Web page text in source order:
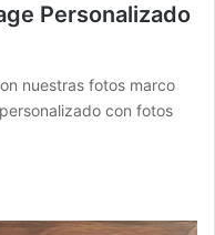
Personalizado
nuestras fotos marco
con fotos